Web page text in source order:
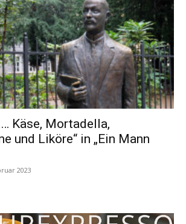
Käse, Mortadella,
und Liköre“ in „Ein Mann
2023